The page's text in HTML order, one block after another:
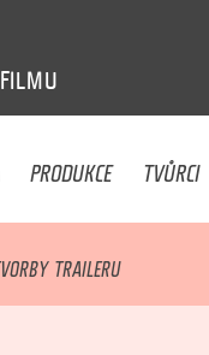
FILMU
PRODUKCE TVŮRCI
TRAILERU